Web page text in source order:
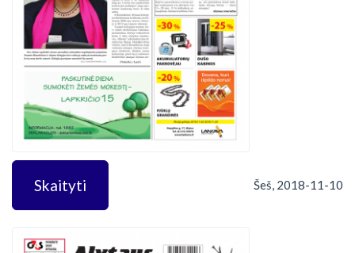
Skaityti Šeš, 2018-11-10